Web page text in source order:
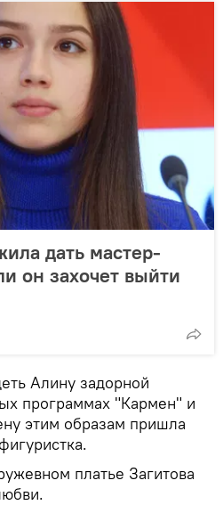
дать мастер-
он захочет выйти
Алину задорной
программах "Кармен" и
этим образам пришла
платье Загитова